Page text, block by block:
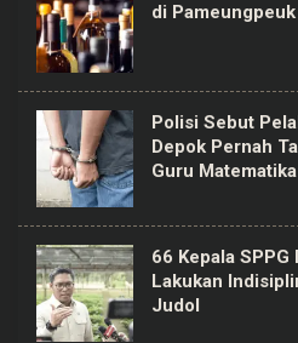
di
Polisi Sebut
Depok Pernah
Guru Matematika
66 Kepala
Lakukan
Judol